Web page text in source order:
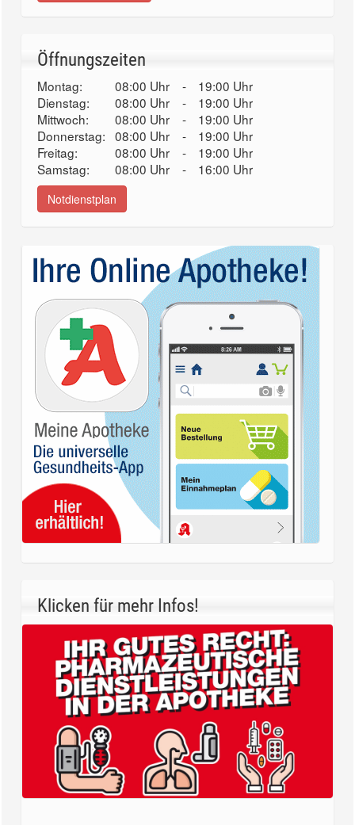
Öffnungszeiten
Montag: 08:00 Uhr -
19:00 Uhr
Dienstag:
08:00 Uhr -
19:00 Uhr
Mittwoch:
08:00 Uhr -
19:00 Uhr
Donnerstag: 08:00 Uhr -
19:00 Uhr
Freitag:
08:00 Uhr -
19:00 Uhr
Samstag:
08:00 Uhr - 16:00 Uhr
Notdienstplan
Klicken für mehr Infos!